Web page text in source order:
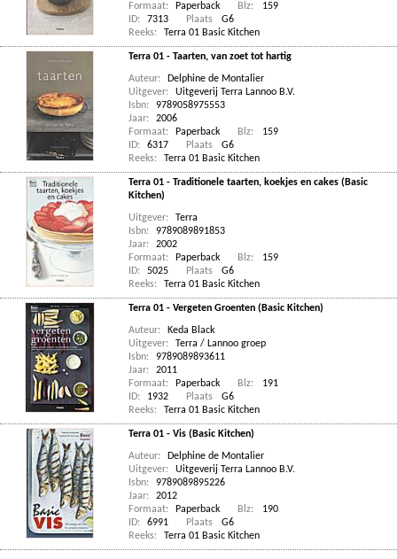
Formaat:
Paperback Blz:
159
ID:
7313 Plaats
G6
Reeks:
Terra 01 Basic Kitchen
Terra 01 - Taarten, van zoet tot hartig
Auteur:
Delphine de Montalier
Uitgever:
Uitgeverij Terra Lannoo B.V.
Isbn:
9789058975553
Jaar:
2006
Formaat:
Paperback Blz:
159
ID:
6317 Plaats
G6
Reeks:
Terra 01 Basic Kitchen
Terra 01 - Traditionele taarten, koekjes en cakes (Basic
Kitchen)
Uitgever:
Terra
Isbn:
9789089891853
Jaar:
2002
Formaat:
Paperback Blz:
159
ID:
5025 Plaats
G6
Reeks:
Terra 01 Basic Kitchen
Terra 01 - Vergeten Groenten (Basic Kitchen)
Auteur:
Keda Black
Uitgever:
Terra / Lannoo groep
Isbn:
9789089893611
Jaar:
2011
Formaat:
Paperback Blz:
191
ID:
1932 Plaats
G6
Reeks:
Terra 01 Basic Kitchen
Terra 01 - Vis (Basic Kitchen)
Auteur:
Delphine de Montalier
Uitgever:
Uitgeverij Terra Lannoo B.V.
Isbn:
9789089895226
Jaar:
2012
Formaat:
Paperback Blz:
190
ID:
6991 Plaats
G6
Reeks:
Terra 01 Basic Kitchen